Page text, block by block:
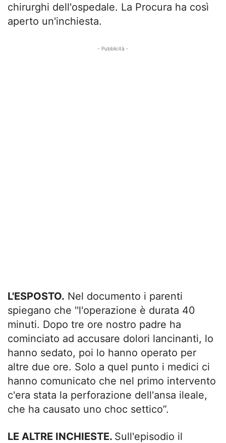
chirurghi dell'ospedale. La Procura ha così
aperto un'inchiesta.
- Pubblicità -
L'ESPOSTO. Nel documento i parenti
spiegano che ''l'operazione è durata 40
minuti. Dopo tre ore nostro padre ha
cominciato ad accusare dolori lancinanti, lo
hanno sedato, poi lo hanno operato per
altre due ore. Solo a quel punto i medici ci
hanno comunicato che nel primo intervento
c'era stata la perforazione dell'ansa ileale,
che ha causato uno choc settico”.
LE ALTRE INCHIESTE. Sull'episodio il